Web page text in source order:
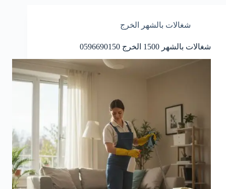
شغالات بالشهر الخرج
شغالات بالشهر 1500 الخرج 0596690150